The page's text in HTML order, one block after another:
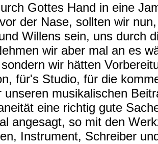
Gottes Hand in eine
der Nase, sollten wir
Willens sein, uns durch
wir aber mal an es
wir hätten
für's Studio, für die
unseren musikalischen
eine richtig gute
angesagt, so mit den
Instrument, Schreiber